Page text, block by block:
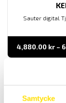
Samtycke
Sauter digital
4,880.00 kr –